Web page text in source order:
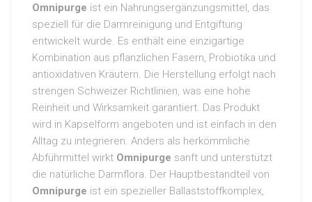
Omnipurge ist ein Nahrungsergänzungsmittel, das
speziell für die Darmreinigung und Entgiftung
entwickelt wurde. Es enthält eine einzigartige
Kombination aus pflanzlichen Fasern, Probiotika und
antioxidativen Kräutern. Die Herstellung erfolgt nach
strengen Schweizer Richtlinien, was eine hohe
Reinheit und Wirksamkeit garantiert. Das Produkt
wird in Kapselform angeboten und ist einfach in den
Alltag zu integrieren. Anders als herkömmliche
Abführmittel wirkt Omnipurge sanft und unterstützt
die natürliche Darmflora. Der Hauptbestandteil von
Omnipurge ist ein spezieller Ballaststoffkomplex,